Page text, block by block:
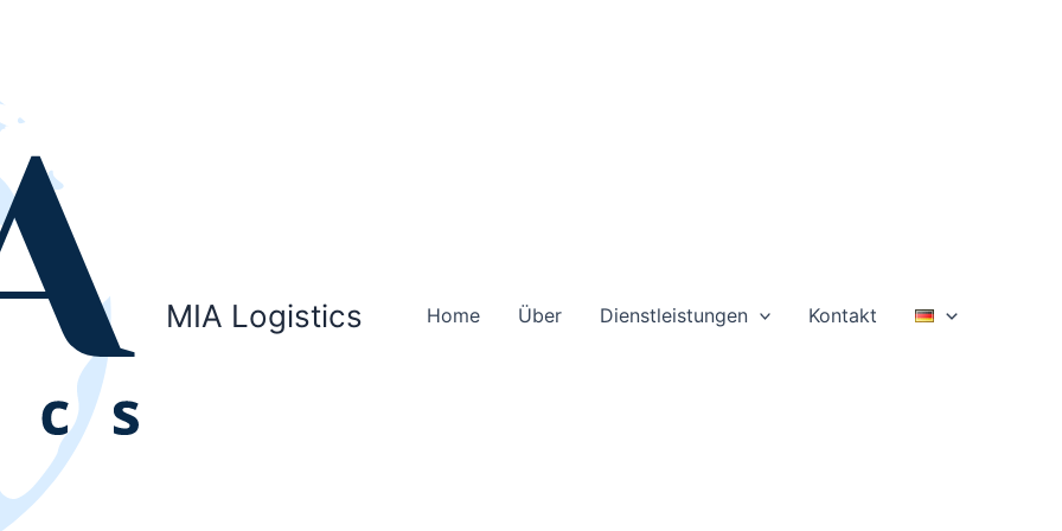
MIA Logistics Home Über Dienstleistungen Kontakt